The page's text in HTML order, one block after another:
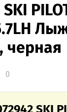
черная
0
SKI